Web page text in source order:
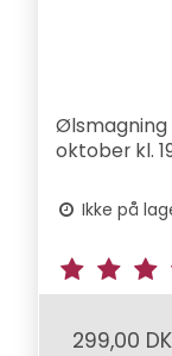
Ølsmagning
oktober kl.
Ikke på
299,00